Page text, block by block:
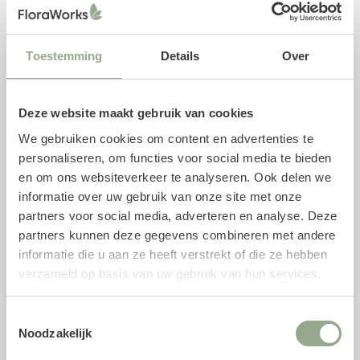
Toestemming Details Over
Deze website maakt gebruik van cookies
We gebruiken cookies om content en advertenties te
personaliseren, om functies voor social media te bieden
en om ons websiteverkeer te analyseren. Ook delen we
informatie over uw gebruik van onze site met onze
partners voor social media, adverteren en analyse. Deze
partners kunnen deze gegevens combineren met andere
informatie die u aan ze heeft verstrekt of die ze hebben
verzameld op basis van uw gebruik van hun services.
Noodzakelijk
horecazaken.
Specificaties kunstplant
Soort: Ficus Lyrata
Pot diameter: 13 cm
Pot hoogte: 12 cm
Kleur: Groen
Combineer met een plantenpot
Deze kunstplant wordt geleverd inclusief een plastic
binnenpot. We adviseren om de kunstplant in één van de
buitenpotten te plaatsen, welke wij speciaal voor deze
kunstplant als bijpassend product hebben geselecteerd.
Uiteraard is het ook mogelijk om onze gehele collectie
pottente bekijken. Voor een stevige bevestiging kan